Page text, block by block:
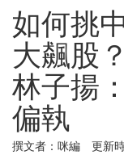
如何挑
大飆股
林子揚
偏執
撰文者：咪編 更新